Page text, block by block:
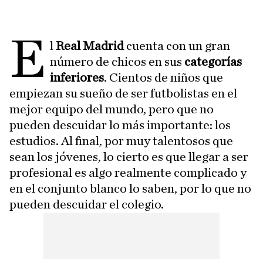
E lReal Madridcuenta con un gran
número de chicos en sus categorías
inferiores. Cientos de niños que
empiezan su sueño de ser futbolistas en el
mejor equipo del mundo, pero que no
pueden descuidar lo más importante: los
estudios. Al final, por muy talentosos que
sean los jóvenes, lo cierto es que llegar a ser
profesional es algo realmente complicado y
en el conjunto blanco lo saben, por lo que no
pueden descuidar el colegio.